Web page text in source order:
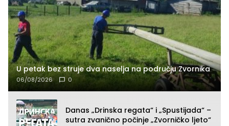
U petak bez struje dva naselja na području Zvornika
06/08/2026 0
Danas „Drinska regata“ i „Spustijada“ –
sutra zvanično počinje „Zvorničko ljeto“